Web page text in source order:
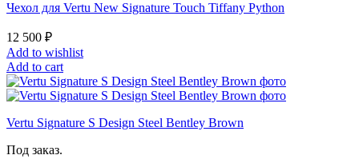
Чехол для Vertu New Signature Touch Tiffany Python
12 500 ₽
Add to wishlist
Add to cart
Vertu Signature S Design Steel Bentley Brown
Под заказ.